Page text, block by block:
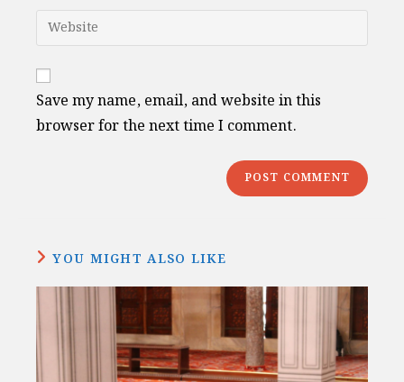
comment
email
address
comment
Enter
your
website
URL
(optional)
Save my name, email, and website in this
browser for the next time I comment.
YOU MIGHT ALSO LIKE